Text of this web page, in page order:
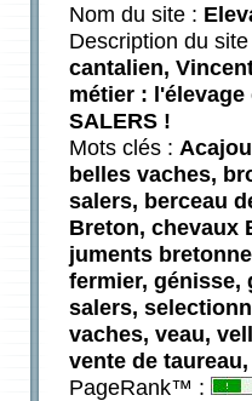
Nom du site :
Description du
cantalien,
métier :
SALERS !
Mots clés :
belles vaches,
salers, berceau
Breton, chevaux
juments
fermier, génisse,
salers,
vaches, veau,
vente de
PageRank™ :